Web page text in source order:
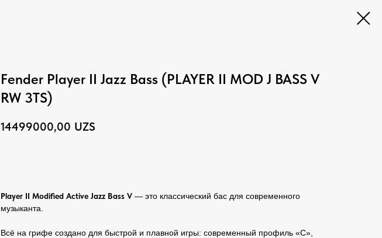
Fender Player II Jazz Bass (PLAYER II MOD J BASS V
RW 3TS)
14499000,00 UZS
Player II Modified Active Jazz Bass V — это классический бас для современного
музыканта.
Всё на грифе создано для быстрой и плавной игры: современный профиль «C»,